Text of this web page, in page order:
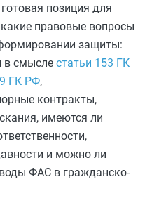
позиция для
правовые вопросы
защиты:
в смысле статьи 153 ГК
ГК РФ,
контракты,
имеются ли
и можно ли
ФАС в гражданско-